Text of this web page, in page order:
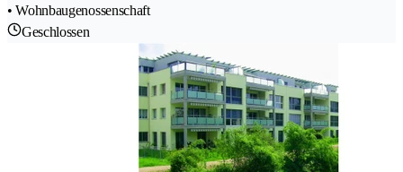
• Wohnbaugenossenschaft
Geschlossen